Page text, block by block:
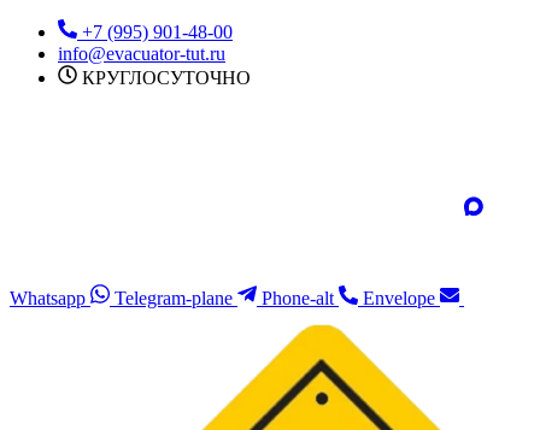
Перейти
содержимому
+7 (995) 901-48-00
info@evacuator-tut.ru
КРУГЛОСУТОЧНО
Whatsapp Telegram-plane Phone-alt Envelope